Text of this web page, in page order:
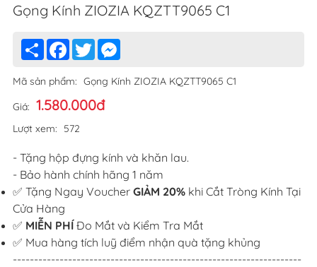
Gọng Kính ZIOZIA KQZTT9065 C1
ShareFacebook
TwitterMessenger
Mã sản phẩm: Gọng Kính ZIOZIA KQZTT9065 C1
Giá: 1.580.000đ
Lượt xem: 572
- Tặng hộp đựng kính và khăn lau.
- Bảo hành chính hãng 1 năm
✅ Tặng Ngay Voucher GIẢM 20%khi Cắt Tròng Kính Tại
Cửa Hàng
✅ MIỄN PHÍĐo Mắt và Kiểm Tra Mắt
✅ Mua hàng tích luỹ điểm nhận quà tặng khủng
--------------------------------------------------------------------